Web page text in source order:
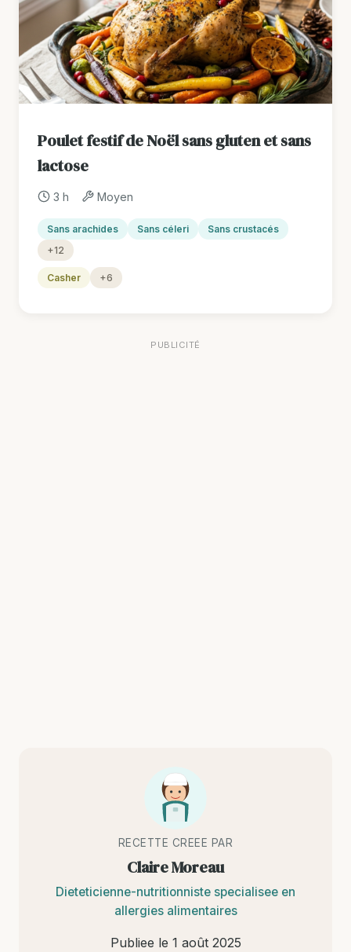
Poulet festif de Noël sans gluten et sans
lactose
3 h Moyen
Sans arachides Sans céleri
Sans crustacés
+12
Casher +6
PUBLICITÉ
RECETTE CREEE PAR
Claire Moreau
Dieteticienne-nutritionniste specialisee en
allergies alimentaires
Publiee le 1 août 2025